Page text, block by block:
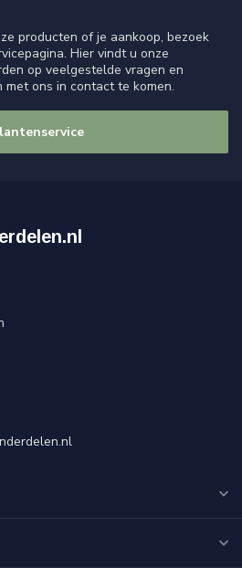
producten of je aankoop, bezoek
Hier vindt u onze
op veelgestelde vragen en
ons in contact te komen.